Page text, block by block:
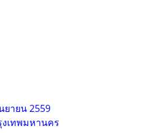
ยายน 2559
เทพมหานคร